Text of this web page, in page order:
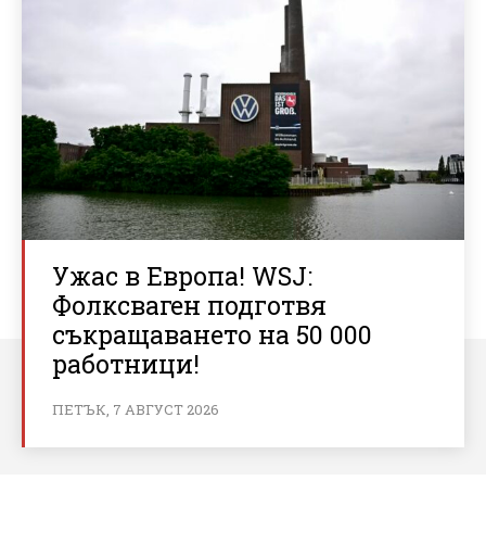
Ужас в Европа! WSJ:
Фолксваген подготвя
съкращаването на 50 000
работници!
ПЕТЪК, 7 АВГУСТ 2026